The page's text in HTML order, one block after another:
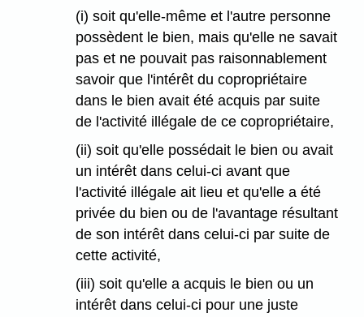
(i) soit qu'elle-même et l'autre personne
possèdent le bien, mais qu'elle ne savait
pas et ne pouvait pas raisonnablement
savoir que l'intérêt du copropriétaire
dans le bien avait été acquis par suite
de l'activité illégale de ce copropriétaire,
(ii) soit qu'elle possédait le bien ou avait
un intérêt dans celui-ci avant que
l'activité illégale ait lieu et qu'elle a été
privée du bien ou de l'avantage résultant
de son intérêt dans celui-ci par suite de
cette activité,
(iii) soit qu'elle a acquis le bien ou un
intérêt dans celui-ci pour une juste